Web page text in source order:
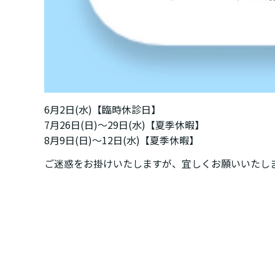
6月2日(水)【臨時休診日】
7月26日(日)〜29日(水)【夏季休暇】
8月9日(日)〜12日(水)【夏季休暇】
ご迷惑をお掛けいたしますが、宜しくお願いいたし